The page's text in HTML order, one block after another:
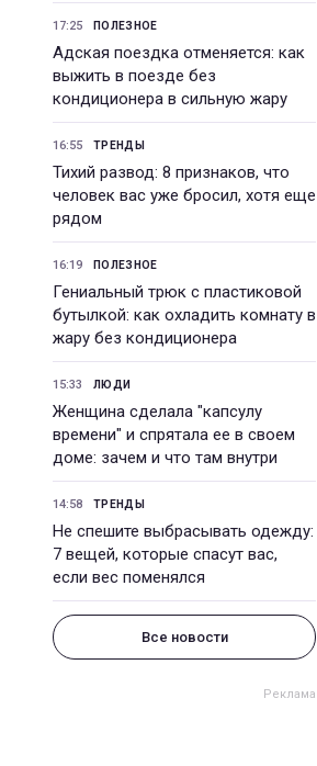
17:25 ПОЛЕЗНОЕ
Адская поездка отменяется: как
выжить в поезде без
кондиционера в сильную жару
16:55 ТРЕНДЫ
Тихий развод: 8 признаков, что
человек вас уже бросил, хотя еще
рядом
16:19 ПОЛЕЗНОЕ
Гениальный трюк с пластиковой
бутылкой: как охладить комнату в
жару без кондиционера
15:33 ЛЮДИ
Женщина сделала "капсулу
времени" и спрятала ее в своем
доме: зачем и что там внутри
14:58 ТРЕНДЫ
Не спешите выбрасывать одежду:
7 вещей, которые спасут вас,
если вес поменялся
Все новости